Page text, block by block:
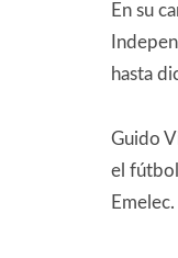
En su
hasta
Guido
el
Emelec.